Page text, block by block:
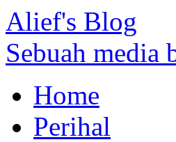
Alief's Blog
Sebuah media
Home
Perihal